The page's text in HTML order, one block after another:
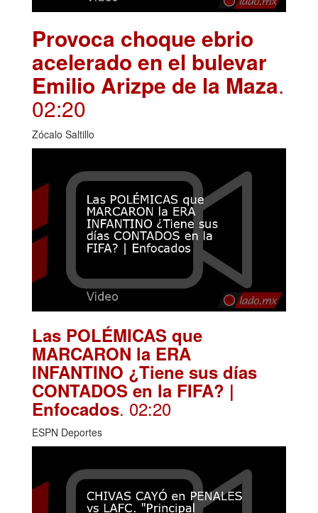
Provoca choque ebrio
acelerado en el bulevar
Emilio Arizpe de la Maza.
02:20
Zócalo Saltillo
Las POLÉMICAS que
MARCARON la ERA
INFANTINO ¿Tiene sus días
CONTADOS en la FIFA? |
Enfocados. 02:20
ESPN Deportes